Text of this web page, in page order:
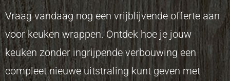
Vraag vandaag nog een vrijblijvende offerte aan
voor keuken wrappen. Ontdek hoe je jouw
keuken zonder ingrijpende verbouwing een
compleet nieuwe uitstraling kunt geven met